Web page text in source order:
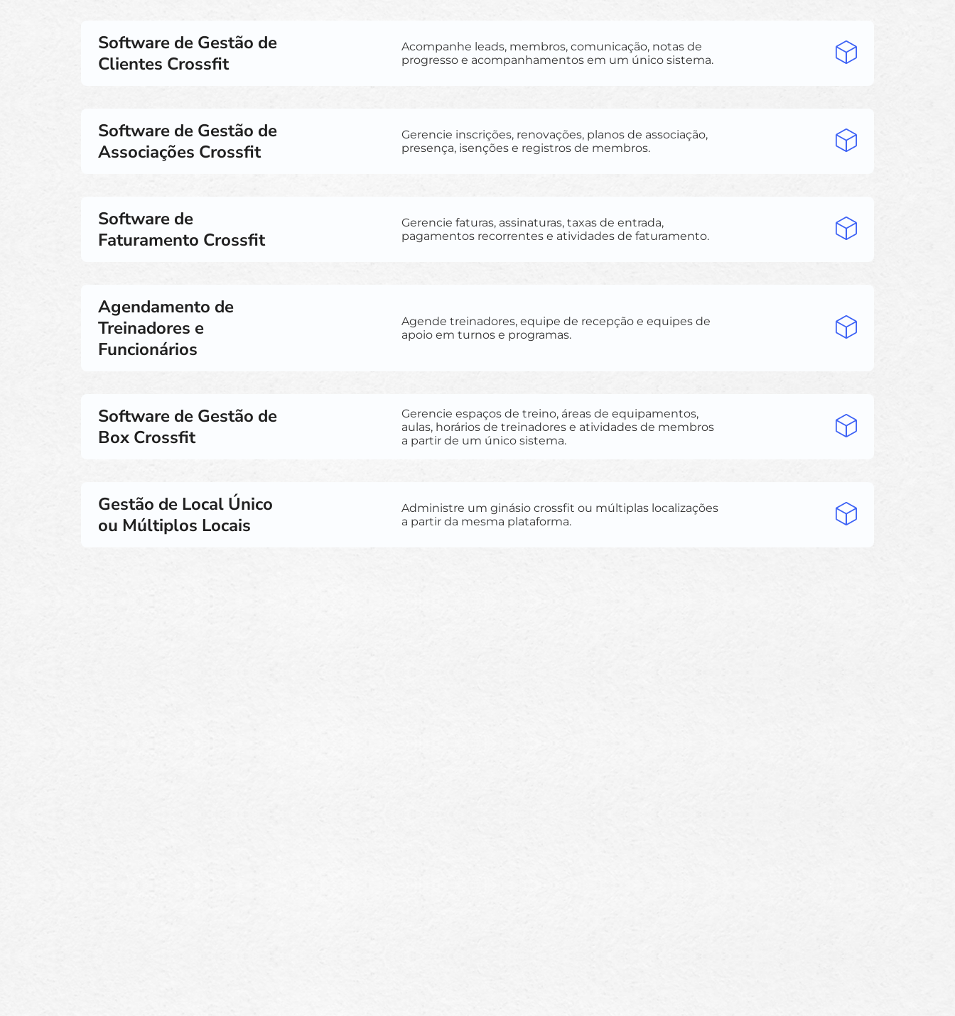
Software de Gestão de
Clientes Crossfit
Acompanhe leads, membros, comunicação, notas de
progresso e acompanhamentos em um único sistema.
Software de Gestão de
Associações Crossfit
Gerencie inscrições, renovações, planos de associação,
presença, isenções e registros de membros.
Software de
Faturamento Crossfit
Gerencie faturas, assinaturas, taxas de entrada,
pagamentos recorrentes e atividades de faturamento.
Agendamento de
Treinadores e
Funcionários
Agende treinadores, equipe de recepção e equipes de
apoio em turnos e programas.
Software de Gestão de
Box Crossfit
Gerencie espaços de treino, áreas de equipamentos,
aulas, horários de treinadores e atividades de membros
a partir de um único sistema.
Gestão de Local Único
ou Múltiplos Locais
Administre um ginásio crossfit ou múltiplas localizações
a partir da mesma plataforma.